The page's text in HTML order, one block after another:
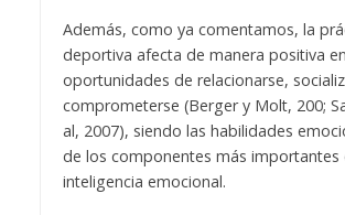
Además, como ya comentamos, la
deportiva afecta de manera positiva
oportunidades de relacionarse,
comprometerse (Berger y Molt, 200;
al, 2007), siendo las habilidades
de los componentes más importantes
inteligencia emocional.